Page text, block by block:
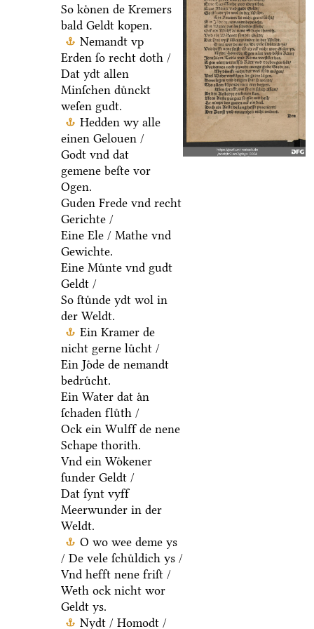
So koͤnen de Kremers
bald Geldt kopen.
Nemandt vp
Erden ſo recht doth /
Dat ydt allen
Minſchen duͤnckt
weſen gudt.
Hedden wy alle
einen Gelouen /
Godt vnd dat
gemene beſte vor
Ogen.
Guden Frede vnd recht
Gerichte /
Eine Ele / Mathe vnd
Gewichte.
Eine Muͤnte vnd gudt
Geldt /
So ſtuͤnde ydt wol in
der Weldt.
Ein Kramer de
nicht gerne luͤcht /
Ein Joͤde de nemandt
bedruͤcht.
Ein Water dat aͤn
ſchaden fluͤth /
Ock ein Wulff de nene
Schape thorith.
Vnd ein Woͤkener
ſunder Geldt /
Dat ſynt vyff
Meerwunder in der
Weldt.
O wo wee deme ys
/ De vele ſchuͤldich ys /
Vnd hefft nene friſt /
Weth ock nicht wor
Geldt ys.
Nydt / Homodt /